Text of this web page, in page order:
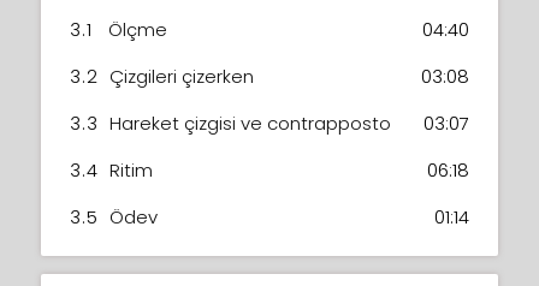
3.1 Ölçme
04:40
3.2 Çizgileri çizerken
03:08
3.3 Hareket çizgisi ve contrapposto
03:07
3.4 Ritim
06:18
3.5 Ödev 01:14